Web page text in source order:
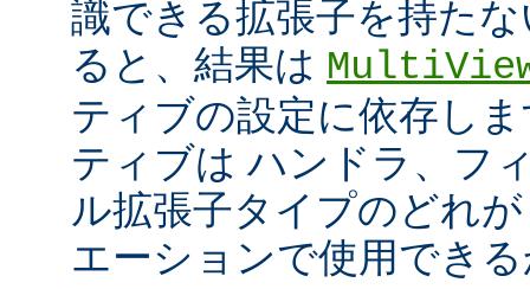
識できる拡張子を持た
ると、結果は
ティブの設定に依存し
ティブは ハンドラ、フ
ル拡張子タイプのどれ
エーションで使用でき